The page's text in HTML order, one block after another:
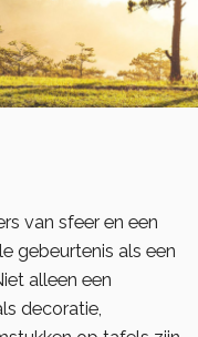
van sfeer en een
gebeurtenis als een
alleen een
decoratie,